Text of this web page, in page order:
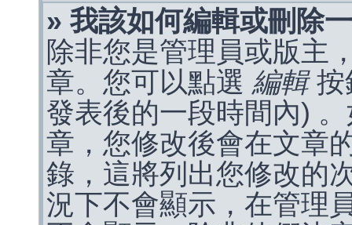
» 我該如何編輯或刪除
除非您是管理員或版主
章。您可以點選 編輯按
發表後的一段時間內)
章，您修改後會在文章
錄，這將列出您修改的
況下不會顯示，在管理